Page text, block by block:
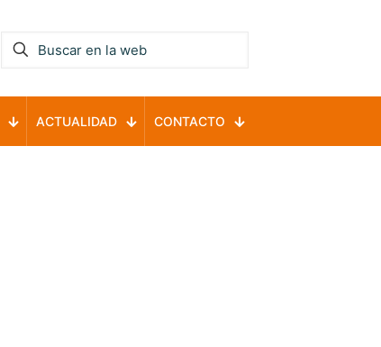
ACTUALIDAD CONTACTO